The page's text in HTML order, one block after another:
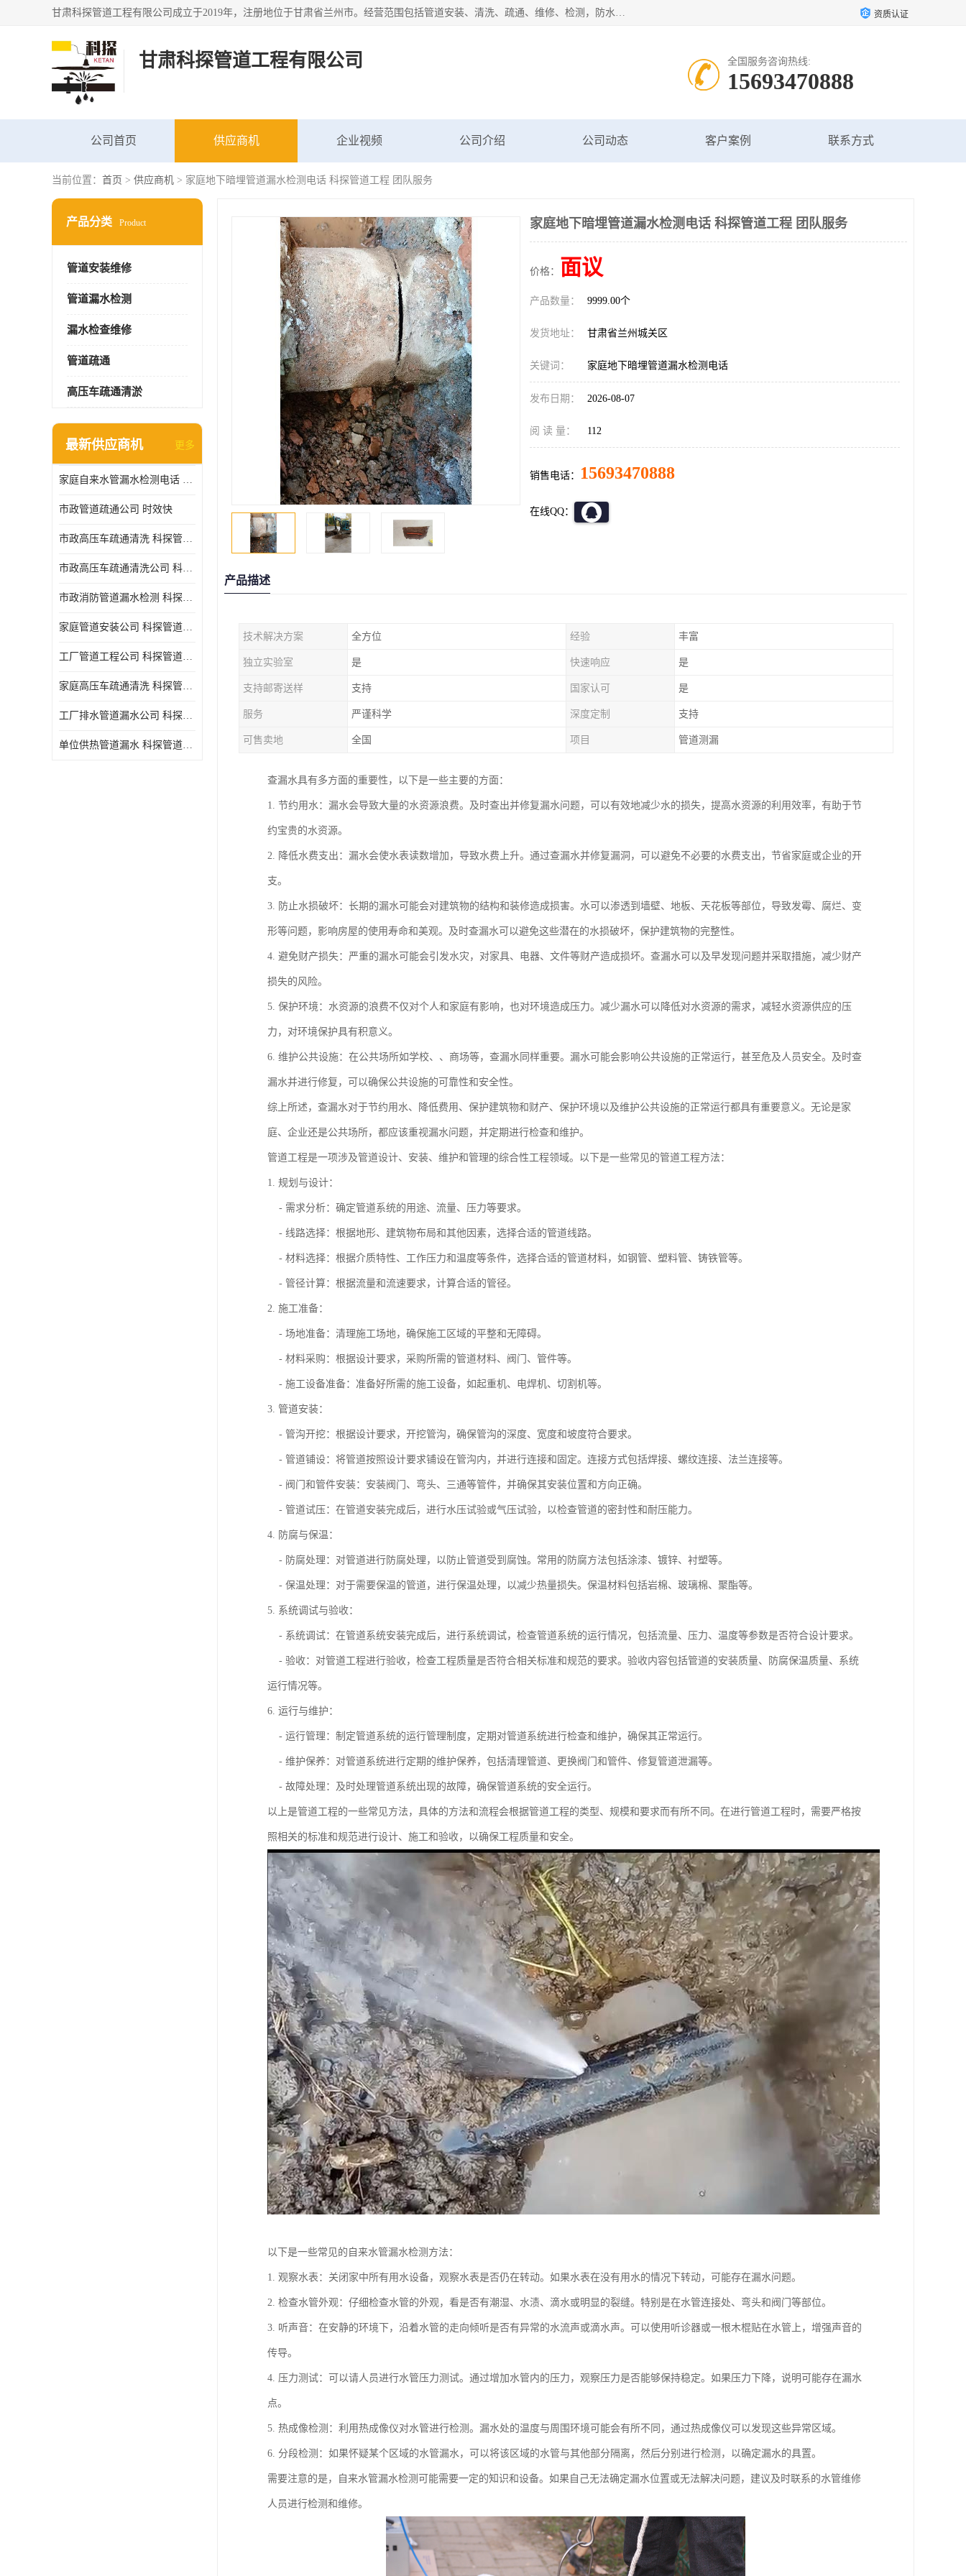
甘肃科探管道工程有限公司成立于2019年，注册地位于甘肃省兰州市。经营范围包括管道安装、清洗、疏通、维修、检测，防水工程，工程钻孔，化粪池清理，暖气安装，给排水管道安装维修，室内外管道如消防、供水、供热管道漏水检测定位，室内外防水堵漏等。 资质认证
甘肃科探管道工程有限公司 全国服务咨询热线:
15693470888
公司首页 供应商机 企业视频 公司介绍 公司动态 客户案例 联系方式
当前位置： 首页 > 供应商机 > 家庭地下暗埋管道漏水检测电话 科探管道工程 团队服务
产品分类 Product
管道安装维修
管道漏水检测
漏水检查维修
管道疏通
高压车疏通清淤
最新供应商机 更多
家庭自来水管漏水检测电话 服务周到
市政管道疏通公司 时效快
市政高压车疏通清洗 科探管道工程 设备齐
市政高压车疏通清洗公司 科探管道工程 经验丰富
市政消防管道漏水检测 科探管道工程 快速上门
家庭管道安装公司 科探管道工程 团队服务
工厂管道工程公司 科探管道工程 时效快
家庭高压车疏通清洗 科探管道工程 服务周到
工厂排水管道漏水公司 科探管道工程 快速上门
单位供热管道漏水 科探管道工程 设备齐
家庭地下暗埋管道漏水检测电话 科探管道工程 团队服务
价格： 面议
产品数量： 9999.00个
发货地址： 甘肃省兰州城关区
关键词： 家庭地下暗埋管道漏水检测电话
发布日期： 2026-08-07
阅 读 量： 112
销售电话： 15693470888
在线QQ：
产品描述
技术解决方案 全方位 经验 丰富
独立实验室 是 快速响应 是
支持邮寄送样 支持 国家认可 是
服务 严谨科学 深度定制 支持
可售卖地 全国 项目 管道测漏
查漏水具有多方面的重要性，以下是一些主要的方面：
1. 节约用水：漏水会导致大量的水资源浪费。及时查出并修复漏水问题，可以有效地减少水的损失，提高水资源的利用效率，有助于节
约宝贵的水资源。
2. 降低水费支出：漏水会使水表读数增加，导致水费上升。通过查漏水并修复漏洞，可以避免不必要的水费支出，节省家庭或企业的开
支。
3. 防止水损破坏：长期的漏水可能会对建筑物的结构和装修造成损害。水可以渗透到墙壁、地板、天花板等部位，导致发霉、腐烂、变
形等问题，影响房屋的使用寿命和美观。及时查漏水可以避免这些潜在的水损破坏，保护建筑物的完整性。
4. 避免财产损失：严重的漏水可能会引发水灾，对家具、电器、文件等财产造成损坏。查漏水可以及早发现问题并采取措施，减少财产
损失的风险。
5. 保护环境：水资源的浪费不仅对个人和家庭有影响，也对环境造成压力。减少漏水可以降低对水资源的需求，减轻水资源供应的压
力，对环境保护具有积意义。
6. 维护公共设施：在公共场所如学校、、商场等，查漏水同样重要。漏水可能会影响公共设施的正常运行，甚至危及人员安全。及时查
漏水并进行修复，可以确保公共设施的可靠性和安全性。
综上所述，查漏水对于节约用水、降低费用、保护建筑物和财产、保护环境以及维护公共设施的正常运行都具有重要意义。无论是家
庭、企业还是公共场所，都应该重视漏水问题，并定期进行检查和维护。
管道工程是一项涉及管道设计、安装、维护和管理的综合性工程领域。以下是一些常见的管道工程方法：
1. 规划与设计：
- 需求分析：确定管道系统的用途、流量、压力等要求。
- 线路选择：根据地形、建筑物布局和其他因素，选择合适的管道线路。
- 材料选择：根据介质特性、工作压力和温度等条件，选择合适的管道材料，如钢管、塑料管、铸铁管等。
- 管径计算：根据流量和流速要求，计算合适的管径。
2. 施工准备：
- 场地准备：清理施工场地，确保施工区域的平整和无障碍。
- 材料采购：根据设计要求，采购所需的管道材料、阀门、管件等。
- 施工设备准备：准备好所需的施工设备，如起重机、电焊机、切割机等。
3. 管道安装：
- 管沟开挖：根据设计要求，开挖管沟，确保管沟的深度、宽度和坡度符合要求。
- 管道铺设：将管道按照设计要求铺设在管沟内，并进行连接和固定。连接方式包括焊接、螺纹连接、法兰连接等。
- 阀门和管件安装：安装阀门、弯头、三通等管件，并确保其安装位置和方向正确。
- 管道试压：在管道安装完成后，进行水压试验或气压试验，以检查管道的密封性和耐压能力。
4. 防腐与保温：
- 防腐处理：对管道进行防腐处理，以防止管道受到腐蚀。常用的防腐方法包括涂漆、镀锌、衬塑等。
- 保温处理：对于需要保温的管道，进行保温处理，以减少热量损失。保温材料包括岩棉、玻璃棉、聚酯等。
5. 系统调试与验收：
- 系统调试：在管道系统安装完成后，进行系统调试，检查管道系统的运行情况，包括流量、压力、温度等参数是否符合设计要求。
- 验收：对管道工程进行验收，检查工程质量是否符合相关标准和规范的要求。验收内容包括管道的安装质量、防腐保温质量、系统
运行情况等。
6. 运行与维护：
- 运行管理：制定管道系统的运行管理制度，定期对管道系统进行检查和维护，确保其正常运行。
- 维护保养：对管道系统进行定期的维护保养，包括清理管道、更换阀门和管件、修复管道泄漏等。
- 故障处理：及时处理管道系统出现的故障，确保管道系统的安全运行。
以上是管道工程的一些常见方法，具体的方法和流程会根据管道工程的类型、规模和要求而有所不同。在进行管道工程时，需要严格按
照相关的标准和规范进行设计、施工和验收，以确保工程质量和安全。
以下是一些常见的自来水管漏水检测方法：
1. 观察水表：关闭家中所有用水设备，观察水表是否仍在转动。如果水表在没有用水的情况下转动，可能存在漏水问题。
2. 检查水管外观：仔细检查水管的外观，看是否有潮湿、水渍、滴水或明显的裂缝。特别是在水管连接处、弯头和阀门等部位。
3. 听声音：在安静的环境下，沿着水管的走向倾听是否有异常的水流声或滴水声。可以使用听诊器或一根木棍贴在水管上，增强声音的
传导。
4. 压力测试：可以请人员进行水管压力测试。通过增加水管内的压力，观察压力是否能够保持稳定。如果压力下降，说明可能存在漏水
点。
5. 热成像检测：利用热成像仪对水管进行检测。漏水处的温度与周围环境可能会有所不同，通过热成像仪可以发现这些异常区域。
6. 分段检测：如果怀疑某个区域的水管漏水，可以将该区域的水管与其他部分隔离，然后分别进行检测，以确定漏水的具置。
需要注意的是，自来水管漏水检测可能需要一定的知识和设备。如果自己无法确定漏水位置或无法解决问题，建议及时联系的水管维修
人员进行检测和维修。